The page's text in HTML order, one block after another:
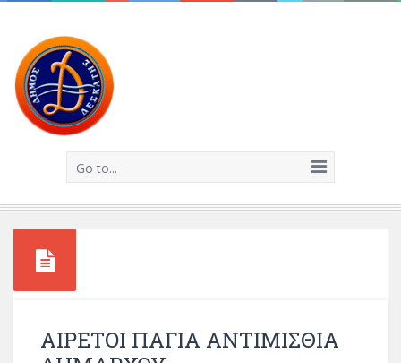
Go to...
ΑΙΡΕΤΟΙ ΠΑΓΙΑ ΑΝΤΙΜΙΣΘΙΑ